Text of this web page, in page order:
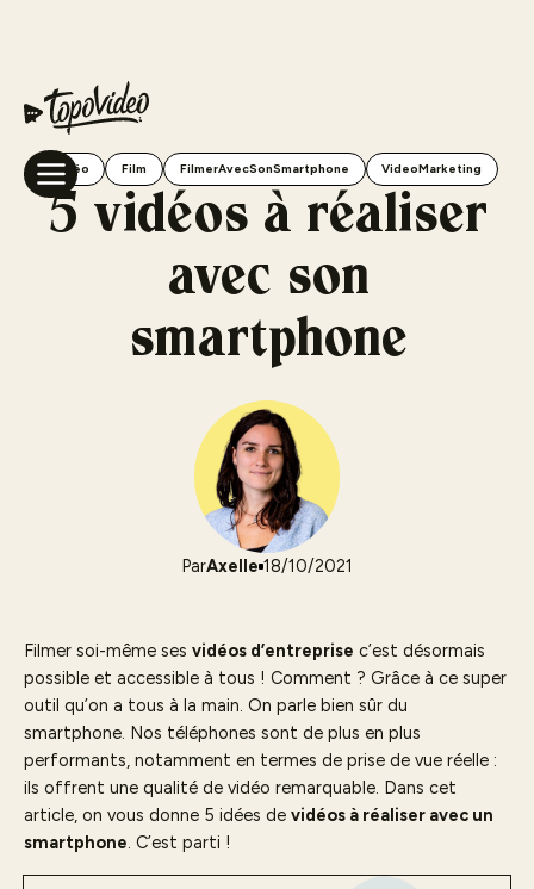
Vidéo Film FilmerAvecSonSmartphone VideoMarketing
5 vidéos à réaliser
avec son
smartphone
ParAxelle 18/10/2021
Filmer soi-même ses vidéos d’entreprise c’est désormais
possible et accessible à tous ! Comment ? Grâce à ce super
outil qu’on a tous à la main. On parle bien sûr du
smartphone. Nos téléphones sont de plus en plus
performants, notamment en termes de prise de vue réelle :
ils offrent une qualité de vidéo remarquable. Dans cet
article, on vous donne 5 idées de vidéos à réaliser avec un
smartphone. C’est parti !